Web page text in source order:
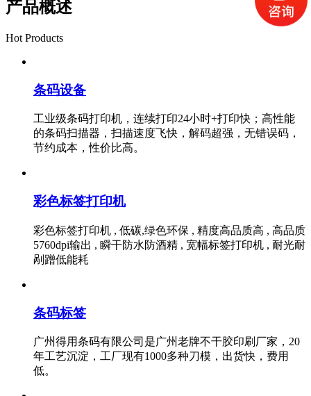
产品概述
Hot Products
条码设备
工业级条码打印机，连续打印24小时+打印快；高性能
的条码扫描器，扫描速度飞快，解码超强，无错误码，
节约成本，性价比高。
彩色标签打印机
彩色标签打印机 , 低碳,绿色环保 , 精度高品质高 , 高品质
5760dpi输出 , 瞬干防水防酒精 , 宽幅标签打印机 , 耐光耐
剐蹭低能耗
条码标签
广州得用条码有限公司是广州老牌不干胶印刷厂家，20
年工艺沉淀，工厂现有1000多种刀模，出货快，费用
低。